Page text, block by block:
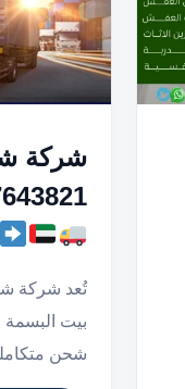
شركة
0557643821-
تُعد شركة
بيت البسمة
شحن